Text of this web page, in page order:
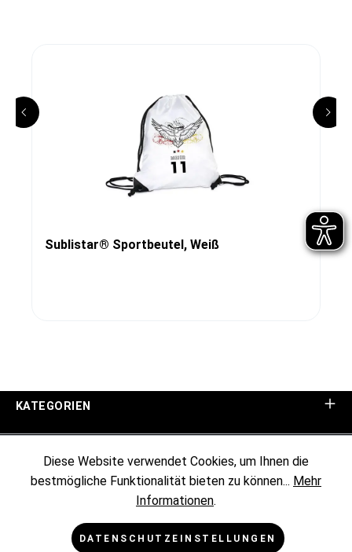
Sublistar® Sportbeutel, Weiß
KATEGORIEN
KUNDENINFORMATIONEN
RECHTLICHES
Diese Website verwendet Cookies, um Ihnen die
bestmögliche Funktionalität bieten zu können... Mehr
Informationen.
DATENSCHUTZEINSTELLUNGEN